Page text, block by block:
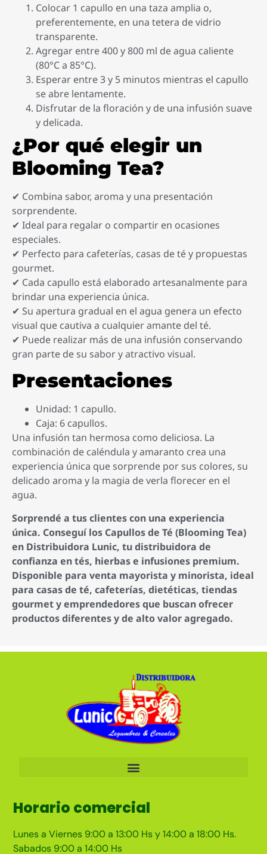
Colocar 1 capullo en una taza amplia o,
preferentemente, en una tetera de vidrio
transparente.
Agregar entre 400 y 800 ml de agua caliente
(80°C a 85°C).
Esperar entre 3 y 5 minutos mientras el capullo
se abre lentamente.
Disfrutar de la floración y de una infusión suave
y delicada.
¿Por qué elegir un
Blooming Tea?
✔ Combina sabor, aroma y una presentación
sorprendente.
✔ Ideal para regalar o compartir en ocasiones
especiales.
✔ Perfecto para cafeterías, casas de té y propuestas
gourmet.
✔ Cada capullo está elaborado artesanalmente para
brindar una experiencia única.
✔ Su apertura gradual en el agua genera un efecto
visual que cautiva a cualquier amante del té.
✔ Puede realizar más de una infusión conservando
gran parte de su sabor y atractivo visual.
Presentaciones
Unidad: 1 capullo.
Caja: 6 capullos.
Una infusión tan hermosa como deliciosa. La
combinación de caléndula y amaranto crea una
experiencia única que sorprende por sus colores, su
delicado aroma y la magia de verla florecer en el
agua.
Sorprendé a tus clientes con una experiencia
única. Conseguí los Capullos de Té (Blooming Tea)
en Distribuidora Lunic, tu distribuidora de
confianza en tés, hierbas e infusiones premium.
Disponible para venta mayorista y minorista, ideal
para casas de té, cafeterías, dietéticas, tiendas
gourmet y emprendedores que buscan ofrecer
productos diferentes y de alto valor agregado.
Horario comercial
Lunes a Viernes 9:00 a 13:00 Hs y 14:00 a 18:00 Hs.
Sabados 9:00 a 14:00 Hs